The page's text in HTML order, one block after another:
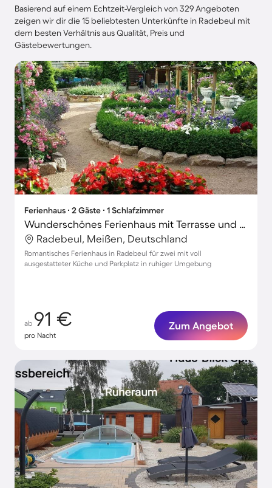
Basierend auf einem Echtzeit-Vergleich von 329 Angeboten
zeigen wir dir die 15 beliebtesten Unterkünfte in Radebeul mit
dem besten Verhältnis aus Qualität, Preis und
Gästebewertungen.
Ferienhaus ∙ 2 Gäste ∙ 1 Schlafzimmer
Wunderschönes Ferienhaus mit Terrasse und Garten
Radebeul, Meißen, Deutschland
Romantisches Ferienhaus in Radebeul für zwei mit voll
ausgestatteter Küche und Parkplatz in ruhiger Umgebung
ab 91 €
pro Nacht
Zum Angebot